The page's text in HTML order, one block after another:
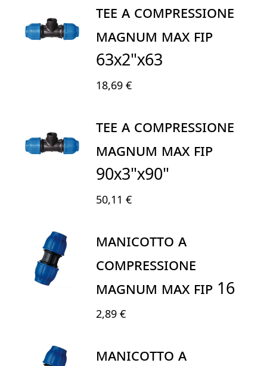
TEE A COMPRESSIONE
MAGNUM MAX FIP
63X2"x63
18,69 €
TEE A COMPRESSIONE
MAGNUM MAX FIP
90X3"X90"
50,11 €
MANICOTTO A
COMPRESSIONE
MAGNUM MAX FIP 16
2,89 €
MANICOTTO A